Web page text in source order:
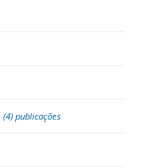
(4) publicações